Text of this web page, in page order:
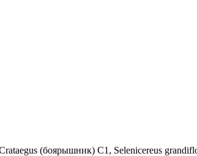
(боярышник) С1, Selenicereus